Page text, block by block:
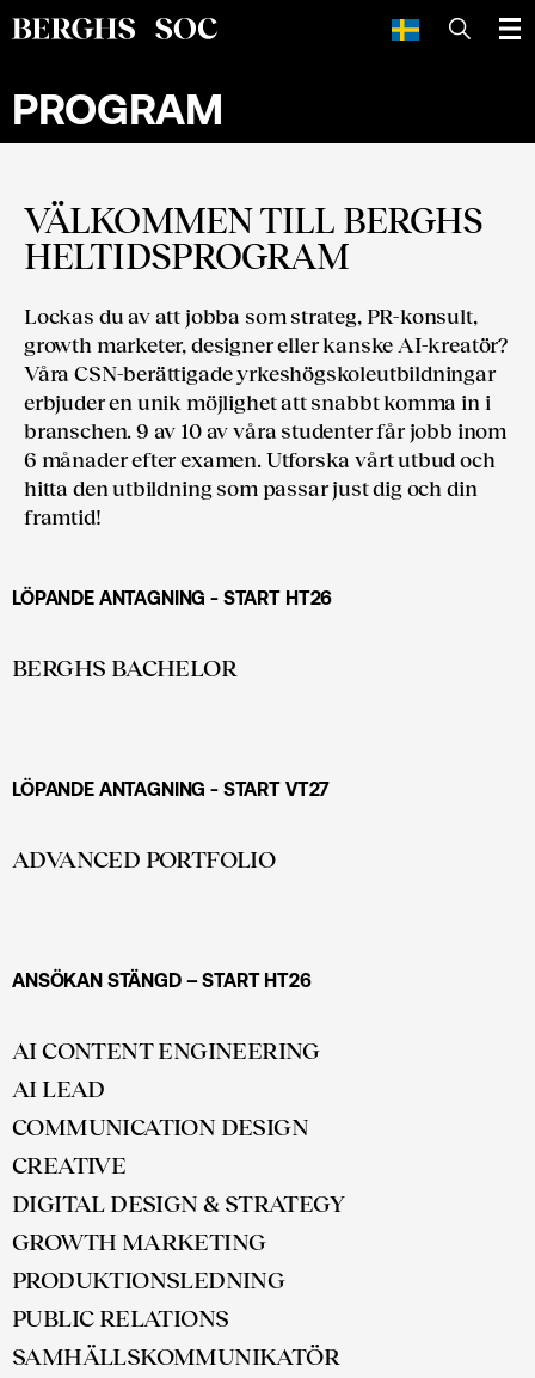
SÖK
PROGRAM
VÄLKOMMEN TILL BERGHS
HELTIDSPROGRAM
Lockas du av att jobba som strateg, PR-konsult,
growth marketer, designer eller kanske AI-kreatör?
Våra CSN-berättigade yrkeshögskoleutbildningar
erbjuder en unik möjlighet att snabbt komma in i
branschen. 9 av 10 av våra studenter får jobb inom
6 månader efter examen. Utforska vårt utbud och
hitta den utbildning som passar just dig och din
framtid!
LÖPANDE ANTAGNING - START HT26
BERGHS BACHELOR
LÖPANDE ANTAGNING - START VT27
ADVANCED PORTFOLIO
ANSÖKAN STÄNGD – START HT26
AI CONTENT ENGINEERING
AI LEAD
COMMUNICATION DESIGN
CREATIVE
DIGITAL DESIGN & STRATEGY
GROWTH MARKETING
PRODUKTIONS­LEDNING
PUBLIC RELATIONS
SAMHÄLLS­KOMMUNIKATÖR